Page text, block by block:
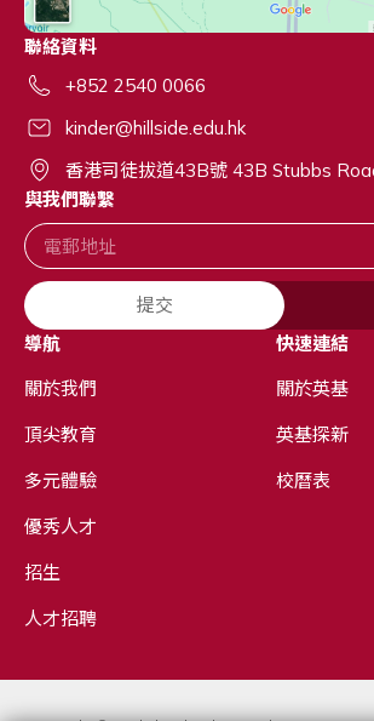
聯絡資料
+852 2540 0066
kinder@hillside.edu.hk
香港司徒拔道43B號 43B Stubbs
與我們聯繫
提交
導航
關於我們
頂尖教育
多元體驗
優秀人才
招生
人才招聘
快速連結
關於英基
英基探新
校曆表